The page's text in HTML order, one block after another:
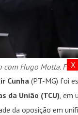
Hugo Motta.
Cunha (PT-MG) foi
da União (TCU) , em
da oposição em
X